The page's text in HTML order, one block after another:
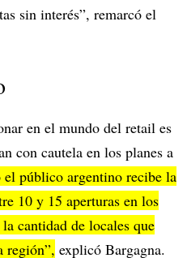
sin interés”, remarcó el
en el mundo del retail es
con cautela en los planes a
el público argentino recibe la
10 y 15 aperturas en los
cantidad de locales que
región”, explicó Bargagna.